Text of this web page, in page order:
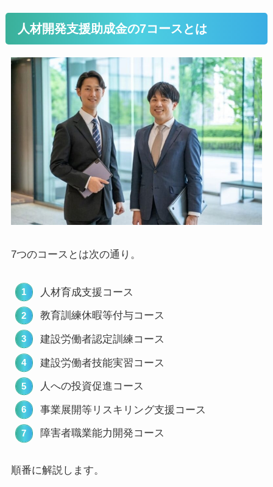
人材開発支援助成金の7コースとは
7つのコースとは次の通り。
人材育成支援コース
教育訓練休暇等付与コース
建設労働者認定訓練コース
建設労働者技能実習コース
人への投資促進コース
事業展開等リスキリング支援コース
障害者職業能力開発コース
順番に解説します。